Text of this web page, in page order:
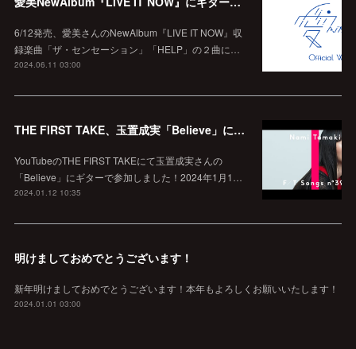
6/12発売、愛美さんのNewAlbum『LIVE IT NOW』収
録楽曲「ザ・センセーション」「HELP」の２曲に…
2024.06.11 03:00
THE FIRST TAKE、玉置成実「Believe」に参加！
YouTubeのTHE FIRST TAKEにて玉置成実さんの
「Believe」にギターで参加しました！2024年1月1…
2024.01.12 10:35
明けましておめでとうございます！
新年明けましておめでとうございます！本年もよろしくお願いいたします！
2024.01.01 03:00